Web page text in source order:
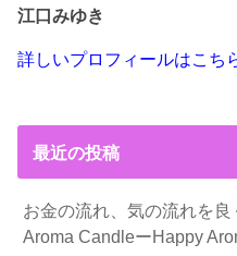
江口みゆき
詳しいプロフィールはこち
最近の投稿
お金の流れ、気の流れを
Aroma CandleーHappy